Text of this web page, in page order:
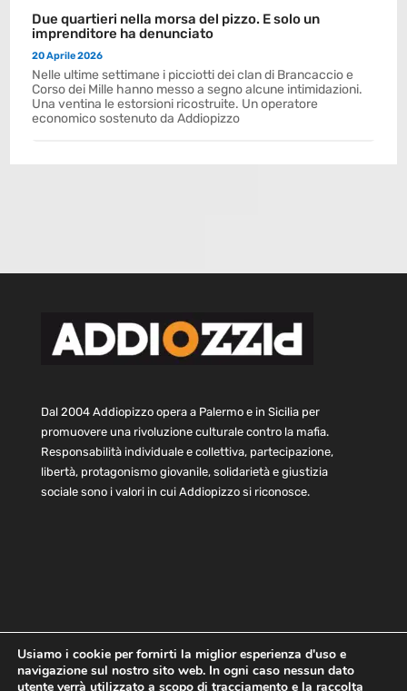
Due quartieri nella morsa del pizzo. E solo un
imprenditore ha denunciato
20 Aprile 2026
Nelle ultime settimane i picciotti dei clan di Brancaccio e
Corso dei Mille hanno messo a segno alcune intimidazioni.
Una ventina le estorsioni ricostruite. Un operatore
economico sostenuto da Addiopizzo
Dal 2004 Addiopizzo opera a Palermo e in Sicilia per
promuovere una rivoluzione culturale contro la mafia.
Responsabilità individuale e collettiva, partecipazione,
libertà, protagonismo giovanile, solidarietà e giustizia
sociale sono i valori in cui Addiopizzo si riconosce.
Home Statuto e bilancio
Contatti
Usiamo i cookie per fornirti la miglior esperienza d'uso e
navigazione sul nostro sito web. In ogni caso nessun dato
utente verrà utilizzato a scopo di tracciamento e la raccolta